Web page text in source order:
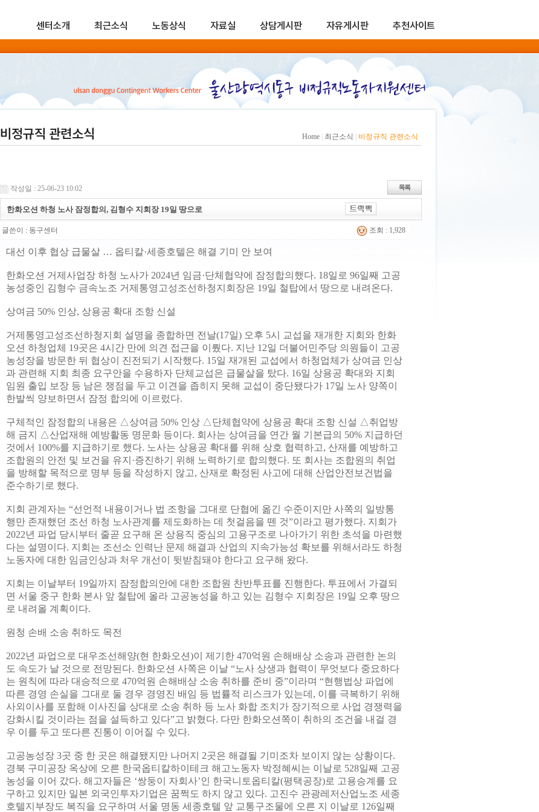
센터소개 최근소식 노동상식 자료실 상담게시판 자유게시판 추천사이트
비정규직 관련소식 Home 최근소식 비정규직 관련소식
작성일 : 25-06-23 10:02
한화오션 하청 노사 잠정합의, 김형수 지회장 19일 땅으로
글쓴이 : 동구센터 조회 : 1,928
대선 이후 협상 급물살 … 옵티칼·세종호텔은 해결 기미 안 보여
한화오션 거제사업장 하청 노사가 2024년 임금·단체협약에 잠정합의했다. 18일로 96일째 고공
농성중인 김형수 금속노조 거제통영고성조선하청지회장은 19일 철탑에서 땅으로 내려온다.
상여금 50% 인상, 상용공 확대 조항 신설
거제통영고성조선하청지회 설명을 종합하면 전날(17일) 오후 5시 교섭을 재개한 지회와 한화
오션 하청업체 19곳은 4시간 만에 의견 접근을 이뤘다. 지난 12일 더불어민주당 의원들이 고공
농성장을 방문한 뒤 협상이 진전되기 시작했다. 15일 재개된 교섭에서 하청업체가 상여금 인상
과 관련해 지회 최종 요구안을 수용하자 단체교섭은 급물살을 탔다. 16일 상용공 확대와 지회
임원 출입 보장 등 남은 쟁점을 두고 이견을 좁히지 못해 교섭이 중단됐다가 17일 노사 양쪽이
한발씩 양보하면서 잠정 합의에 이르렀다.
구체적인 잠정합의 내용은 △상여금 50% 인상 △단체협약에 상용공 확대 조항 신설 △취업방
해 금지 △산업재해 예방활동 명문화 등이다. 회사는 상여금을 연간 월 기본급의 50% 지급하던
것에서 100%를 지급하기로 했다. 노사는 상용공 확대를 위해 상호 협력하고, 산재를 예방하고
조합원의 안전 및 보건을 유지·증진하기 위해 노력하기로 합의했다. 또 회사는 조합원의 취업
을 방해할 목적으로 명부 등을 작성하지 않고, 산재로 확정된 사고에 대해 산업안전보건법을
준수하기로 했다.
지회 관계자는 “선언적 내용이거나 법 조항을 그대로 단협에 옮긴 수준이지만 사쪽의 일방통
행만 존재했던 조선 하청 노사관계를 제도화하는 데 첫걸음을 뗀 것”이라고 평가했다. 지회가
2022년 파업 당시부터 줄곧 요구해 온 상용직 중심의 고용구조로 나아가기 위한 초석을 마련했
다는 설명이다. 지회는 조선소 인력난 문제 해결과 산업의 지속가능성 확보를 위해서라도 하청
노동자에 대한 임금인상과 처우 개선이 뒷받침돼야 한다고 요구해 왔다.
지회는 이날부터 19일까지 잠정합의안에 대한 조합원 찬반투표를 진행한다. 투표에서 가결되
면 서울 중구 한화 본사 앞 철탑에 올라 고공농성을 하고 있는 김형수 지회장은 19일 오후 땅으
로 내려올 계획이다.
원청 손배 소송 취하도 목전
2022년 파업으로 대우조선해양(현 한화오션)이 제기한 470억원 손해배상 소송과 관련한 논의
도 속도가 날 것으로 전망된다. 한화오션 사쪽은 이날 “노사 상생과 협력이 무엇보다 중요하다
는 원칙에 따라 대승적으로 470억원 손해배상 소송 취하를 준비 중”이라며 “현행법상 파업에
따른 경영 손실을 그대로 둘 경우 경영진 배임 등 법률적 리스크가 있는데, 이를 극복하기 위해
사외이사를 포함해 이사진을 상대로 소송 취하 등 노사 화합 조치가 장기적으로 사업 경쟁력을
강화시킬 것이라는 점을 설득하고 있다”고 밝혔다. 다만 한화오션쪽이 취하의 조건을 내걸 경
우 이를 두고 또다른 진통이 이어질 수 있다.
고공농성장 3곳 중 한 곳은 해결됐지만 나머지 2곳은 해결될 기미조차 보이지 않는 상황이다.
경북 구미공장 옥상에 오른 한국옵티칼하이테크 해고노동자 박정혜씨는 이날로 528일째 고공
농성을 이어 갔다. 해고자들은 ‘쌍둥이 자회사’인 한국니토옵티칼(평택공장)로 고용승계를 요
구하고 있지만 일본 외국인투자기업은 꿈쩍도 하지 않고 있다. 고진수 관광레저산업노조 세종
호텔지부장도 복직을 요구하며 서울 명동 세종호텔 앞 교통구조물에 오른 지 이날로 126일째